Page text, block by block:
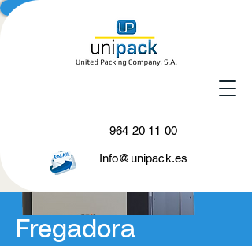
964 20 11 00
Info@unipack.es
Fregadora